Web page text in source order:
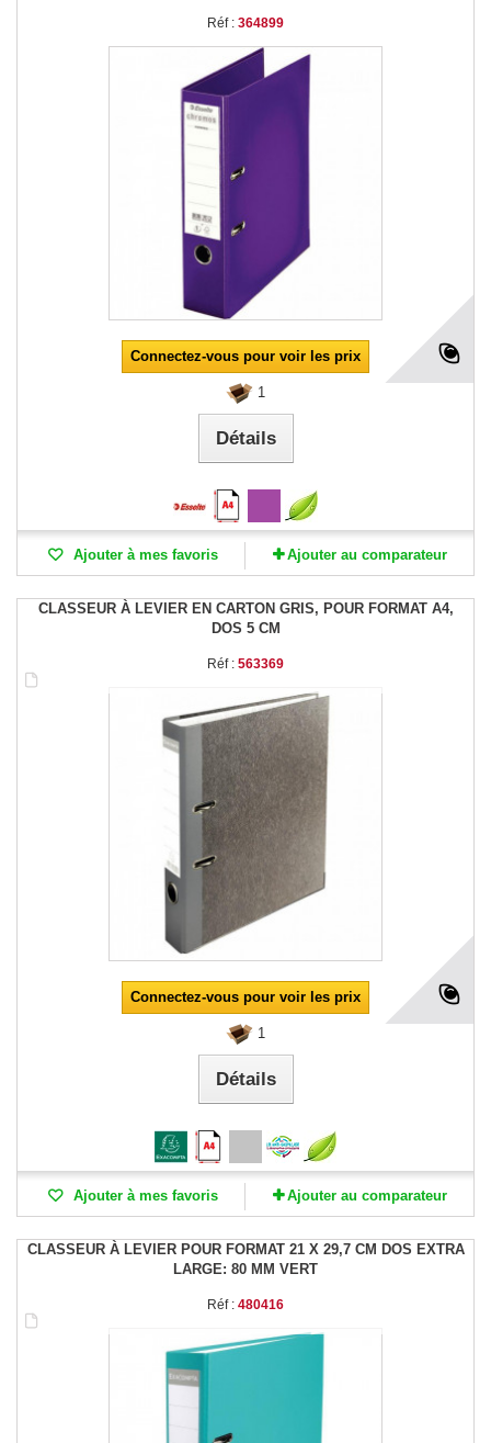
Réf : 364899
Connectez-vous pour voir les prix
1
Détails
Ajouter à mes favoris Ajouter au comparateur
CLASSEUR À LEVIER EN CARTON GRIS, POUR FORMAT A4,
DOS 5 CM
Réf : 563369
Connectez-vous pour voir les prix
1
Détails
Ajouter à mes favoris Ajouter au comparateur
CLASSEUR À LEVIER POUR FORMAT 21 X 29,7 CM DOS EXTRA
LARGE: 80 MM VERT
Réf : 480416